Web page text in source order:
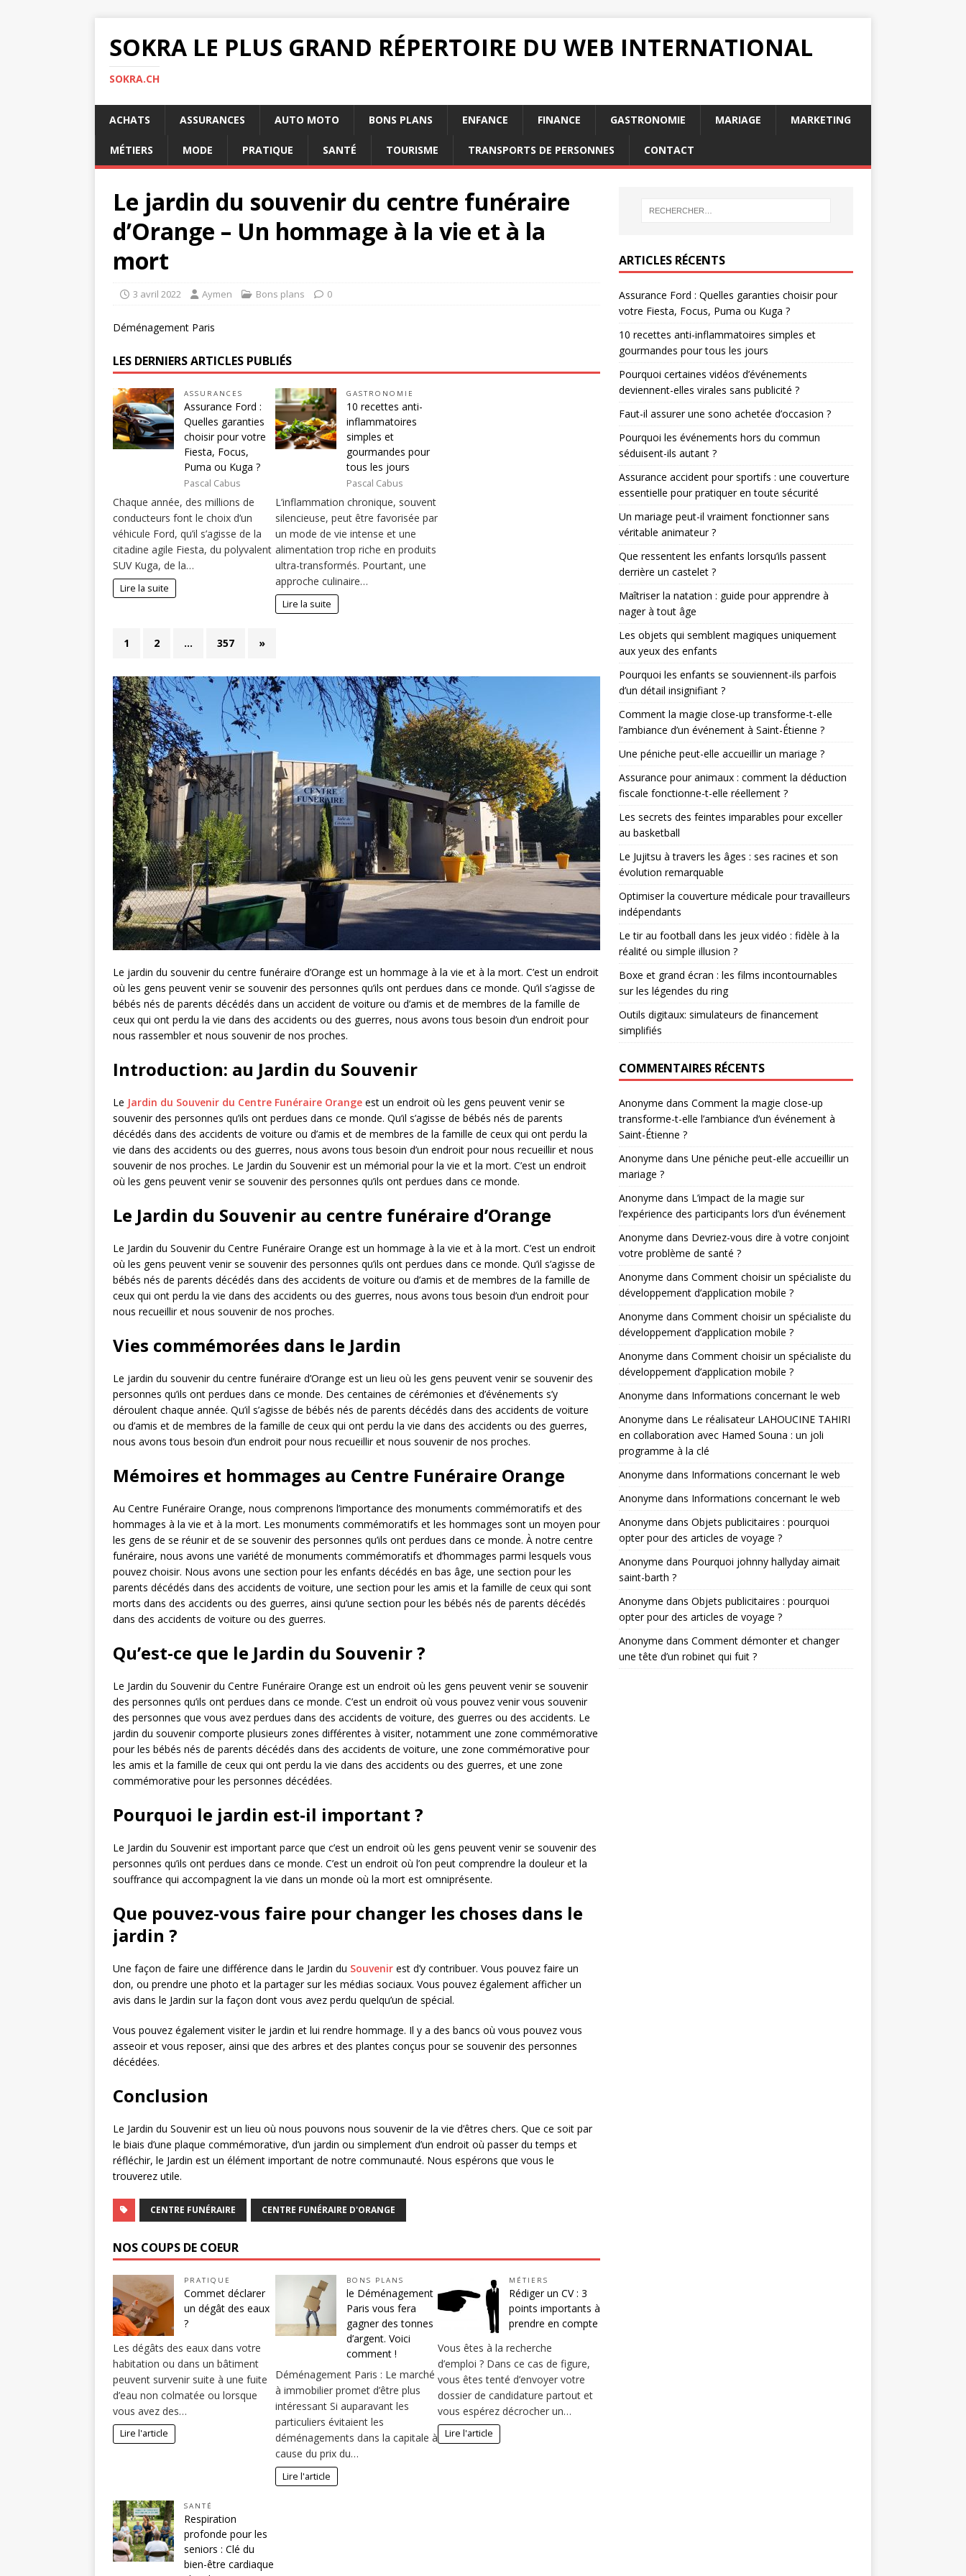
SOKRA LE PLUS GRAND RÉPERTOIRE DU WEB INTERNATIONAL
SOKRA.CH
ACHATS ASSURANCES AUTO MOTO BONS PLANS ENFANCE FINANCE GASTRONOMIE MARIAGE MARKETING
MÉTIERS MODE PRATIQUE SANTÉ TOURISME TRANSPORTS DE PERSONNES CONTACT
Le jardin du souvenir du centre funéraire
d’Orange – Un hommage à la vie et à la
mort
3 avril 2022 Aymen Bons plans 0
Déménagement Paris
LES DERNIERS ARTICLES PUBLIÉS
ASSURANCES
Assurance Ford :
Quelles garanties
choisir pour votre
Fiesta, Focus,
Puma ou Kuga ?
Pascal Cabus
Chaque année, des millions de
conducteurs font le choix d’un
véhicule Ford, qu’il s’agisse de la
citadine agile Fiesta, du polyvalent
SUV Kuga, de la…
Lire la suite
GASTRONOMIE
10 recettes anti-
inflammatoires
simples et
gourmandes pour
tous les jours
Pascal Cabus
L’inflammation chronique, souvent
silencieuse, peut être favorisée par
un mode de vie intense et une
alimentation trop riche en produits
ultra-transformés. Pourtant, une
approche culinaire…
Lire la suite
1 2 … 357 »
Le jardin du souvenir du centre funéraire d’Orange est un hommage à la vie et à la mort. C’est un endroit
où les gens peuvent venir se souvenir des personnes qu’ils ont perdues dans ce monde. Qu’il s’agisse de
bébés nés de parents décédés dans un accident de voiture ou d’amis et de membres de la famille de
ceux qui ont perdu la vie dans des accidents ou des guerres, nous avons tous besoin d’un endroit pour
nous rassembler et nous souvenir de nos proches.
Introduction: au Jardin du Souvenir
Le Jardin du Souvenir du Centre Funéraire Orange est un endroit où les gens peuvent venir se
souvenir des personnes qu’ils ont perdues dans ce monde. Qu’il s’agisse de bébés nés de parents
décédés dans des accidents de voiture ou d’amis et de membres de la famille de ceux qui ont perdu la
vie dans des accidents ou des guerres, nous avons tous besoin d’un endroit pour nous recueillir et nous
souvenir de nos proches. Le Jardin du Souvenir est un mémorial pour la vie et la mort. C’est un endroit
où les gens peuvent venir se souvenir des personnes qu’ils ont perdues dans ce monde.
Le Jardin du Souvenir au centre funéraire d’Orange
Le Jardin du Souvenir du Centre Funéraire Orange est un hommage à la vie et à la mort. C’est un endroit
où les gens peuvent venir se souvenir des personnes qu’ils ont perdues dans ce monde. Qu’il s’agisse de
bébés nés de parents décédés dans des accidents de voiture ou d’amis et de membres de la famille de
ceux qui ont perdu la vie dans des accidents ou des guerres, nous avons tous besoin d’un endroit pour
nous recueillir et nous souvenir de nos proches.
Vies commémorées dans le Jardin
Le jardin du souvenir du centre funéraire d’Orange est un lieu où les gens peuvent venir se souvenir des
personnes qu’ils ont perdues dans ce monde. Des centaines de cérémonies et d’événements s’y
déroulent chaque année. Qu’il s’agisse de bébés nés de parents décédés dans des accidents de voiture
ou d’amis et de membres de la famille de ceux qui ont perdu la vie dans des accidents ou des guerres,
nous avons tous besoin d’un endroit pour nous recueillir et nous souvenir de nos proches.
Mémoires et hommages au Centre Funéraire Orange
Au Centre Funéraire Orange, nous comprenons l’importance des monuments commémoratifs et des
hommages à la vie et à la mort. Les monuments commémoratifs et les hommages sont un moyen pour
les gens de se réunir et de se souvenir des personnes qu’ils ont perdues dans ce monde. À notre centre
funéraire, nous avons une variété de monuments commémoratifs et d’hommages parmi lesquels vous
pouvez choisir. Nous avons une section pour les enfants décédés en bas âge, une section pour les
parents décédés dans des accidents de voiture, une section pour les amis et la famille de ceux qui sont
morts dans des accidents ou des guerres, ainsi qu’une section pour les bébés nés de parents décédés
dans des accidents de voiture ou des guerres.
Qu’est-ce que le Jardin du Souvenir ?
Le Jardin du Souvenir du Centre Funéraire Orange est un endroit où les gens peuvent venir se souvenir
des personnes qu’ils ont perdues dans ce monde. C’est un endroit où vous pouvez venir vous souvenir
des personnes que vous avez perdues dans des accidents de voiture, des guerres ou des accidents. Le
jardin du souvenir comporte plusieurs zones différentes à visiter, notamment une zone commémorative
pour les bébés nés de parents décédés dans des accidents de voiture, une zone commémorative pour
les amis et la famille de ceux qui ont perdu la vie dans des accidents ou des guerres, et une zone
commémorative pour les personnes décédées.
Pourquoi le jardin est-il important ?
Le Jardin du Souvenir est important parce que c’est un endroit où les gens peuvent venir se souvenir des
personnes qu’ils ont perdues dans ce monde. C’est un endroit où l’on peut comprendre la douleur et la
souffrance qui accompagnent la vie dans un monde où la mort est omniprésente.
Que pouvez-vous faire pour changer les choses dans le
jardin ?
Une façon de faire une différence dans le Jardin du Souvenir est d’y contribuer. Vous pouvez faire un
don, ou prendre une photo et la partager sur les médias sociaux. Vous pouvez également afficher un
avis dans le Jardin sur la façon dont vous avez perdu quelqu’un de spécial.
Vous pouvez également visiter le jardin et lui rendre hommage. Il y a des bancs où vous pouvez vous
asseoir et vous reposer, ainsi que des arbres et des plantes conçus pour se souvenir des personnes
décédées.
Conclusion
Le Jardin du Souvenir est un lieu où nous pouvons nous souvenir de la vie d’êtres chers. Que ce soit par
le biais d’une plaque commémorative, d’un jardin ou simplement d’un endroit où passer du temps et
réfléchir, le Jardin est un élément important de notre communauté. Nous espérons que vous le
trouverez utile.
CENTRE FUNÉRAIRE CENTRE FUNÉRAIRE D'ORANGE
NOS COUPS DE COEUR
PRATIQUE
Commet déclarer
un dégât des eaux
?
Les dégâts des eaux dans votre
habitation ou dans un bâtiment
peuvent survenir suite à une fuite
d’eau non colmatée ou lorsque
vous avez des…
Lire l'article
BONS PLANS
le Déménagement
Paris vous fera
gagner des tonnes
d’argent. Voici
comment !
Déménagement Paris : Le marché
à immobilier promet d’être plus
intéressant Si auparavant les
particuliers évitaient les
déménagements dans la capitale à
cause du prix du…
Lire l'article
MÉTIERS
Rédiger un CV : 3
points importants à
prendre en compte
Vous êtes à la recherche
d’emploi ? Dans ce cas de figure,
vous êtes tenté d’envoyer votre
dossier de candidature partout et
vous espérez décrocher un…
Lire l'article
SANTÉ
Respiration
profonde pour les
seniors : Clé du
bien-être cardiaque
ARTICLES RÉCENTS
Assurance Ford : Quelles garanties choisir pour
votre Fiesta, Focus, Puma ou Kuga ?
10 recettes anti-inflammatoires simples et
gourmandes pour tous les jours
Pourquoi certaines vidéos d’événements
deviennent-elles virales sans publicité ?
Faut-il assurer une sono achetée d’occasion ?
Pourquoi les événements hors du commun
séduisent-ils autant ?
Assurance accident pour sportifs : une couverture
essentielle pour pratiquer en toute sécurité
Un mariage peut-il vraiment fonctionner sans
véritable animateur ?
Que ressentent les enfants lorsqu’ils passent
derrière un castelet ?
Maîtriser la natation : guide pour apprendre à
nager à tout âge
Les objets qui semblent magiques uniquement
aux yeux des enfants
Pourquoi les enfants se souviennent-ils parfois
d’un détail insignifiant ?
Comment la magie close-up transforme-t-elle
l’ambiance d’un événement à Saint-Étienne ?
Une péniche peut-elle accueillir un mariage ?
Assurance pour animaux : comment la déduction
fiscale fonctionne-t-elle réellement ?
Les secrets des feintes imparables pour exceller
au basketball
Le Jujitsu à travers les âges : ses racines et son
évolution remarquable
Optimiser la couverture médicale pour travailleurs
indépendants
Le tir au football dans les jeux vidéo : fidèle à la
réalité ou simple illusion ?
Boxe et grand écran : les films incontournables
sur les légendes du ring
Outils digitaux: simulateurs de financement
simplifiés
COMMENTAIRES RÉCENTS
Anonyme dans Comment la magie close-up
transforme-t-elle l’ambiance d’un événement à
Saint-Étienne ?
Anonyme dans Une péniche peut-elle accueillir un
mariage ?
Anonyme dans L’impact de la magie sur
l’expérience des participants lors d’un événement
Anonyme dans Devriez-vous dire à votre conjoint
votre problème de santé ?
Anonyme dans Comment choisir un spécialiste du
développement d’application mobile ?
Anonyme dans Comment choisir un spécialiste du
développement d’application mobile ?
Anonyme dans Comment choisir un spécialiste du
développement d’application mobile ?
Anonyme dans Informations concernant le web
Anonyme dans Le réalisateur LAHOUCINE TAHIRI
en collaboration avec Hamed Souna : un joli
programme à la clé
Anonyme dans Informations concernant le web
Anonyme dans Informations concernant le web
Anonyme dans Objets publicitaires : pourquoi
opter pour des articles de voyage ?
Anonyme dans Pourquoi johnny hallyday aimait
saint-barth ?
Anonyme dans Objets publicitaires : pourquoi
opter pour des articles de voyage ?
Anonyme dans Comment démonter et changer
une tête d’un robinet qui fuit ?